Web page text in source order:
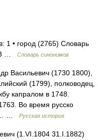
1 • город (2765) Словарь
…
Словарь синонимов
Васильевич (1730 1800),
(1799), полководец,
капралом в 1748.
Во время русско
…
Русская история
(1.VI.1804 31.I.1882)